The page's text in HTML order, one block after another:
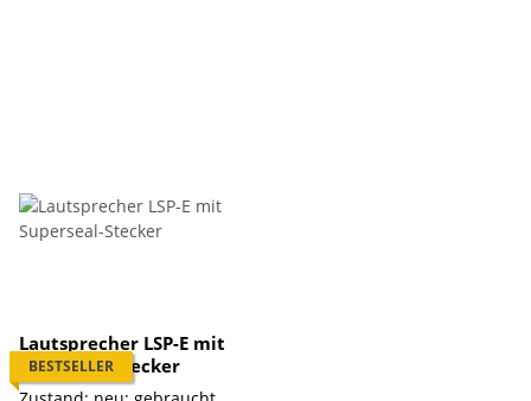
BESTSELLER
Lautsprecher LSP-E mit
Superseal-Stecker